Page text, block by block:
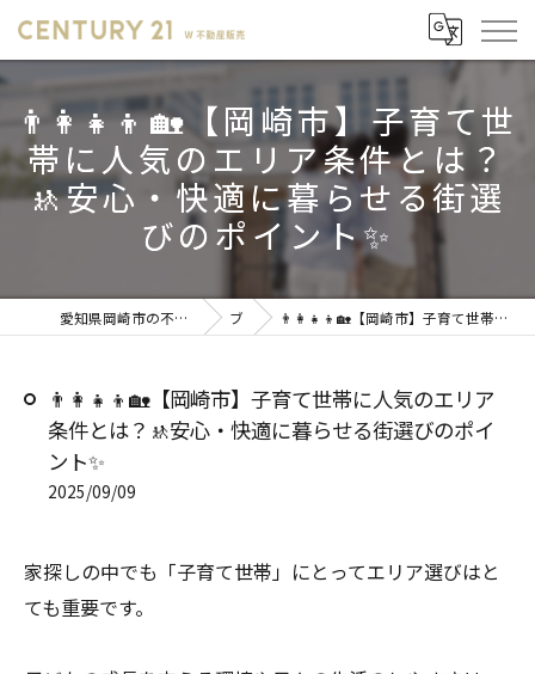
👨‍👩‍👧‍👦🏡【岡崎市】子育て世
帯に人気のエリア条件とは？
🚸安心・快適に暮らせる街選
びのポイント✨
愛知県岡崎市の不動産売却ならセンチュリー21 W不動産販売 ブログ 👨‍👩‍👧‍👦🏡【岡崎市】子育て世帯に人気のエリア条件とは？🚸安心・快適に暮らせる街選びのポイント✨
👨‍👩‍👧‍👦🏡【岡崎市】子育て世帯に人気のエリア
条件とは？🚸安心・快適に暮らせる街選びのポイ
ント✨
2025/09/09
家探しの中でも「子育て世帯」にとってエリア選びはと
ても重要です。